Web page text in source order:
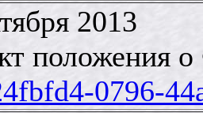
2013
положения о
0796-